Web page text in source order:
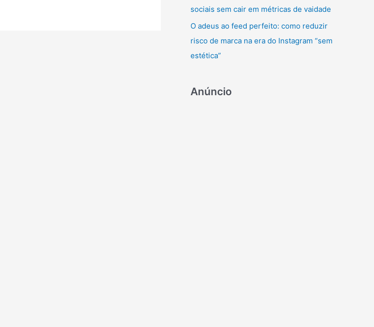
sociais sem cair em métricas de vaidade
O adeus ao feed perfeito: como reduzir
risco de marca na era do Instagram “sem
estética”
Anúncio